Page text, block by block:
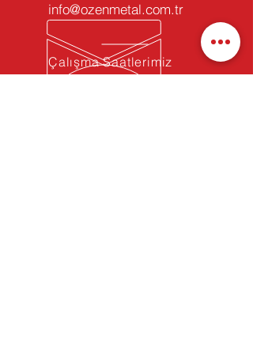
info@ozenmetal.com.tr
Çalışma Saatlerimiz